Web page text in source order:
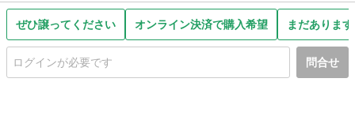
ぜひ譲ってください オンライン決済で購入希望 まだありま
問合せ